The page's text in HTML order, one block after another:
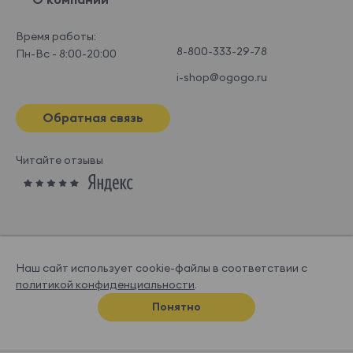
Время работы:
Пн-Вс - 8:00-20:00
8-800-333-29-78
i-shop@ogogo.ru
Обратная связь
Читайте отзывы
© OGOGOHOME, 2026
Спроектировано и нарисовано вСупрематике
Наш сайт использует cookie-файлы в соответствии с
политикой конфиденциальности.
Понятно